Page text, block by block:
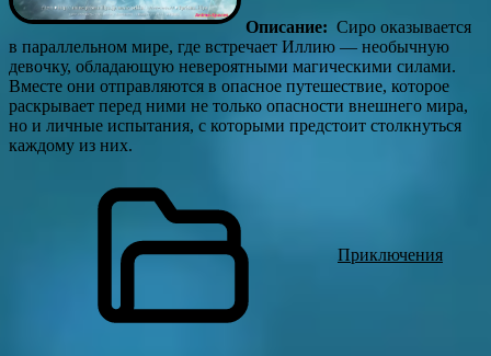
Описание: Сиро оказывается
в параллельном мире, где встречает Иллию — необычную
девочку, обладающую невероятными магическими силами.
Вместе они отправляются в опасное путешествие, которое
раскрывает перед ними не только опасности внешнего мира,
но и личные испытания, с которыми предстоит столкнуться
каждому из них.
Приключения